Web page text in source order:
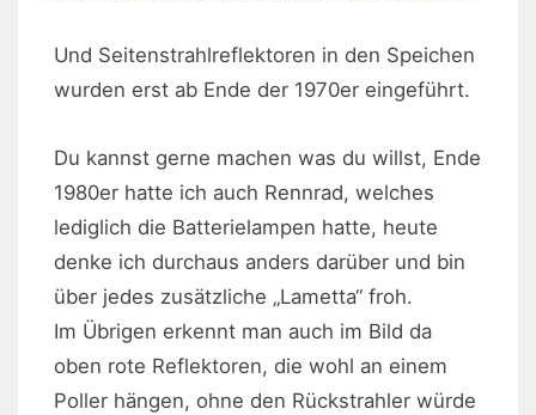
Und Seitenstrahlreflektoren in den Speichen
wurden erst ab Ende der 1970er eingeführt.
Du kannst gerne machen was du willst, Ende
1980er hatte ich auch Rennrad, welches
lediglich die Batterielampen hatte, heute
denke ich durchaus anders darüber und bin
über jedes zusätzliche „Lametta“ froh.
Im Übrigen erkennt man auch im Bild da
oben rote Reflektoren, die wohl an einem
Poller hängen, ohne den Rückstrahler würde